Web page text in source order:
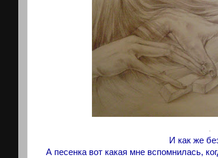
.
И как же
А песенка вот какая мне вспомнилась,